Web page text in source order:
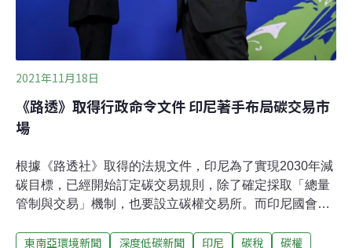
2021年11月18日
《路透》取得行政命令文件 印尼著手布局碳交易市
場
根據《路透社》取得的法規文件，印尼為了實現2030年減
碳目標，已經開始訂定碳交易規則，除了確定採取「總量
管制與交易」機制，也要設立碳權交易所。而印尼國會10
行。規範印尼碳交易市場的總統行政條令「碳的經濟價
東南亞環境新聞 深度低碳新聞 印尼 碳稅
碳權